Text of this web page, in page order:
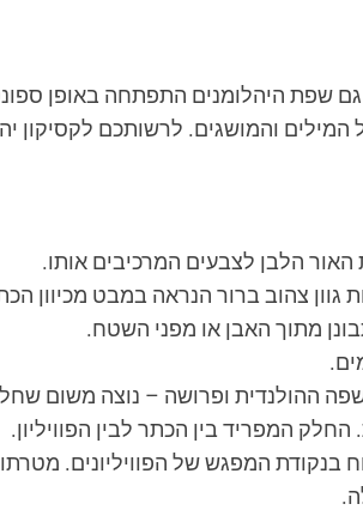
היהלומנים התפתחה באופן
והמושגים. לרשותכם
הלבן לצבעים המרכיבים אותו.
צהוב ברור הנראה במבט מכיוון
מתוך האבן או מפני השטח.
ההולנדית ופרושה – נוצה משום
המפריד בין הכתר לבין הפוויליון.
המפגש של הפוויליונים.